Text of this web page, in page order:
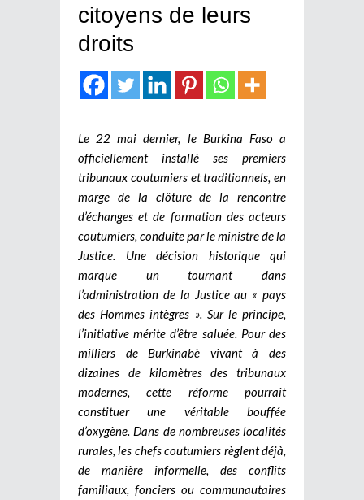
citoyens de leurs
droits
Le 22 mai dernier, le Burkina Faso a
officiellement installé ses premiers
tribunaux coutumiers et traditionnels, en
marge de la clôture de la rencontre
d’échanges et de formation des acteurs
coutumiers, conduite par le ministre de la
Justice. Une décision historique qui
marque un tournant dans
l’administration de la Justice au « pays
des Hommes intègres ». Sur le principe,
l’initiative mérite d’être saluée. Pour des
milliers de Burkinabè vivant à des
dizaines de kilomètres des tribunaux
modernes, cette réforme pourrait
constituer une véritable bouffée
d’oxygène. Dans de nombreuses localités
rurales, les chefs coutumiers règlent déjà,
de manière informelle, des conflits
familiaux, fonciers ou communautaires